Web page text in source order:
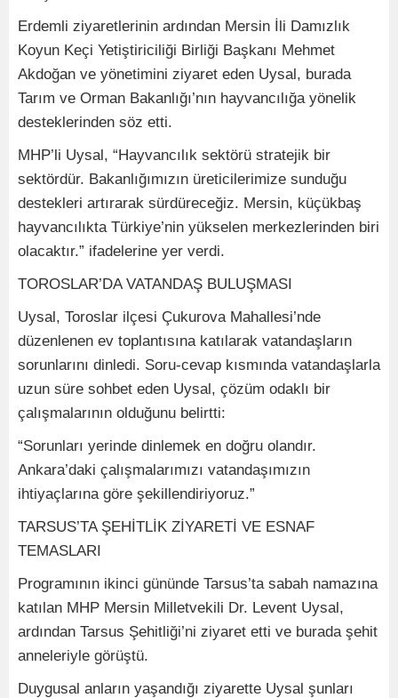
Erdemli ziyaretlerinin ardından Mersin İli Damızlık
Koyun Keçi Yetiştiriciliği Birliği Başkanı Mehmet
Akdoğan ve yönetimini ziyaret eden Uysal, burada
Tarım ve Orman Bakanlığı’nın hayvancılığa yönelik
desteklerinden söz etti.
MHP’li Uysal, “Hayvancılık sektörü stratejik bir
sektördür. Bakanlığımızın üreticilerimize sunduğu
destekleri artırarak sürdüreceğiz. Mersin, küçükbaş
hayvancılıkta Türkiye’nin yükselen merkezlerinden biri
olacaktır.” ifadelerine yer verdi.
TOROSLAR’DA VATANDAŞ BULUŞMASI
Uysal, Toroslar ilçesi Çukurova Mahallesi’nde
düzenlenen ev toplantısına katılarak vatandaşların
sorunlarını dinledi. Soru-cevap kısmında vatandaşlarla
uzun süre sohbet eden Uysal, çözüm odaklı bir
çalışmalarının olduğunu belirtti:
“Sorunları yerinde dinlemek en doğru olandır.
Ankara’daki çalışmalarımızı vatandaşımızın
ihtiyaçlarına göre şekillendiriyoruz.”
TARSUS’TA ŞEHİTLİK ZİYARETİ VE ESNAF
TEMASLARI
Programının ikinci gününde Tarsus’ta sabah namazına
katılan MHP Mersin Milletvekili Dr. Levent Uysal,
ardından Tarsus Şehitliği’ni ziyaret etti ve burada şehit
anneleriyle görüştü.
Duygusal anların yaşandığı ziyarette Uysal şunları